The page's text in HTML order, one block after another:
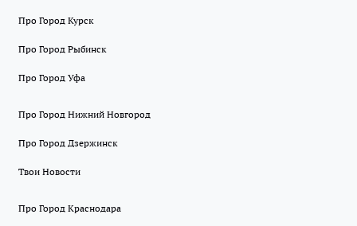
Про Город Курск
Про Город Рыбинск
Про Город Уфа
Про Город Нижний Новгород
Про Город Дзержинск
Твои Новости
Про Город Краснодара